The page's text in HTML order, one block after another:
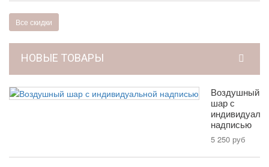
Все скидки
НОВЫЕ ТОВАРЫ
Воздушный
шар с
надписью
5 250 руб